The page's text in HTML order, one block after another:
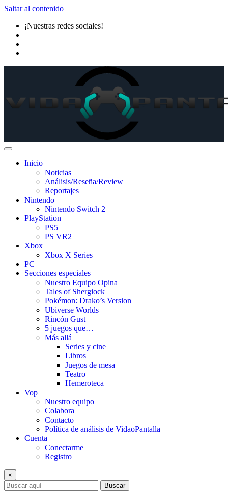
Saltar al contenido
¡Nuestras redes sociales!
Inicio
Noticias
Análisis/Reseña/Review
Reportajes
Nintendo
Nintendo Switch 2
PlayStation
PS5
PS VR2
Xbox
Xbox X Series
PC
Secciones especiales
Nuestro Equipo Opina
Tales of Shergiock
Pokémon: Drako’s Version
Ubiverse Worlds
Rincón Gust
5 juegos que…
Más allá
Series y cine
Libros
Juegos de mesa
Teatro
Hemeroteca
Vop
Nuestro equipo
Colabora
Contacto
Política de análisis de VidaoPantalla
Cuenta
Conectarme
Registro
×
Buscar